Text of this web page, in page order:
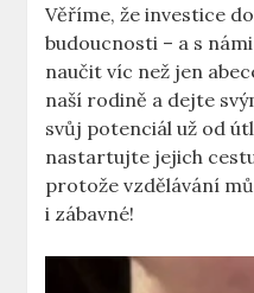
Věříme, že investice
budoucnosti – a s
naučit víc než jen
naší rodině a dejte
svůj potenciál už od
nastartujte jejich
protože vzdělávání
i zábavné!